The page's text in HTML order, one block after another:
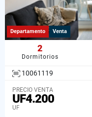
Departamento Venta
2
Dormitorios
10061119
PRECIO VENTA
UF4.200
UF